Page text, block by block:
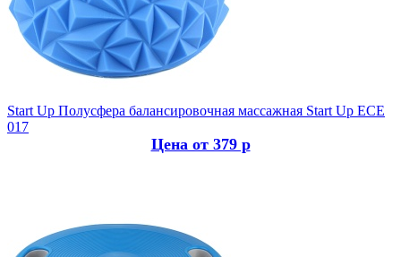
Start Up Полусфера балансировочная массажная Start Up EСЕ
017
Цена от 379 р